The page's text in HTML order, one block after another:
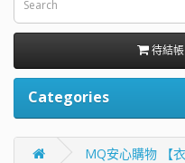
待結
Categories
MQ安心購物 【